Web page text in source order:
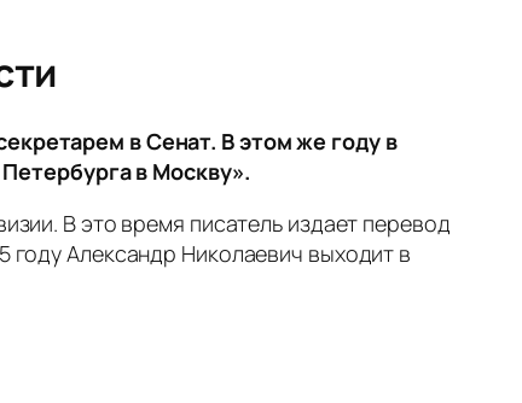
в Сенат. В этом же году в
в Москву».
В это время писатель издает перевод
году Александр Николаевич выходит в